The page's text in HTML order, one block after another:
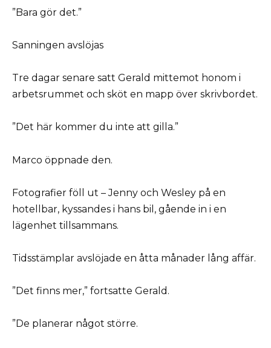
”Bara gör det.”
Sanningen avslöjas
Tre dagar senare satt Gerald mittemot honom i
arbetsrummet och sköt en mapp över skrivbordet.
”Det här kommer du inte att gilla.”
Marco öppnade den.
Fotografier föll ut – Jenny och Wesley på en
hotellbar, kyssandes i hans bil, gående in i en
lägenhet tillsammans.
Tidsstämplar avslöjade en åtta månader lång affär.
”Det finns mer,” fortsatte Gerald.
”De planerar något större.